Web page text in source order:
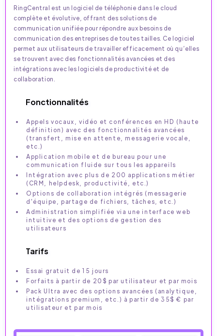
RingCentral est un logiciel de téléphonie dans le cloud
complète et évolutive, offrant des solutions de
communication unifiée pour répondre aux besoins de
communication des entreprises de toutes tailles. Ce logiciel
permet aux utilisateurs de travailler efficacement où qu’elles
se trouvent avec des fonctionnalités avancées et des
intégrations avec les logiciels de productivité et de
collaboration.
Fonctionnalités
Appels vocaux, vidéo et conférences en HD (haute
définition) avec des fonctionnalités avancées
(transfert, mise en attente, messagerie vocale,
etc.)
Application mobile et de bureau pour une
communication fluide sur tous les appareils
Intégration avec plus de 200 applications métier
(CRM, helpdesk, productivité, etc.)
Options de collaboration intégrés (messagerie
d'équipe, partage de fichiers, tâches, etc.)
Administration simplifiée via une interface web
intuitive et des options de gestion des
utilisateurs
Tarifs
Essai gratuit de 15 jours
Forfaits à partir de 20$ par utilisateur et par mois
Pack Ultra avec des options avancées (analytique,
intégrations premium, etc.) à partir de 35$ € par
utilisateur et par mois